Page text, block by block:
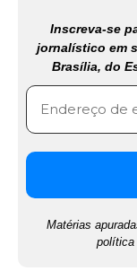
Inscreva-se
jornalístico em
Brasília, do
Matérias
política